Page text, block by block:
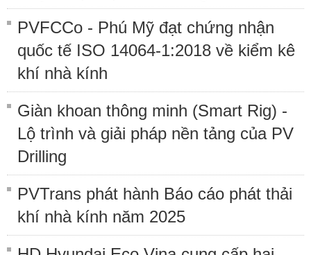
PVFCCo - Phú Mỹ đạt chứng nhận
quốc tế ISO 14064-1:2018 về kiểm kê
khí nhà kính
Giàn khoan thông minh (Smart Rig) -
Lộ trình và giải pháp nền tảng của PV
Drilling
PVTrans phát hành Báo cáo phát thải
khí nhà kính năm 2025